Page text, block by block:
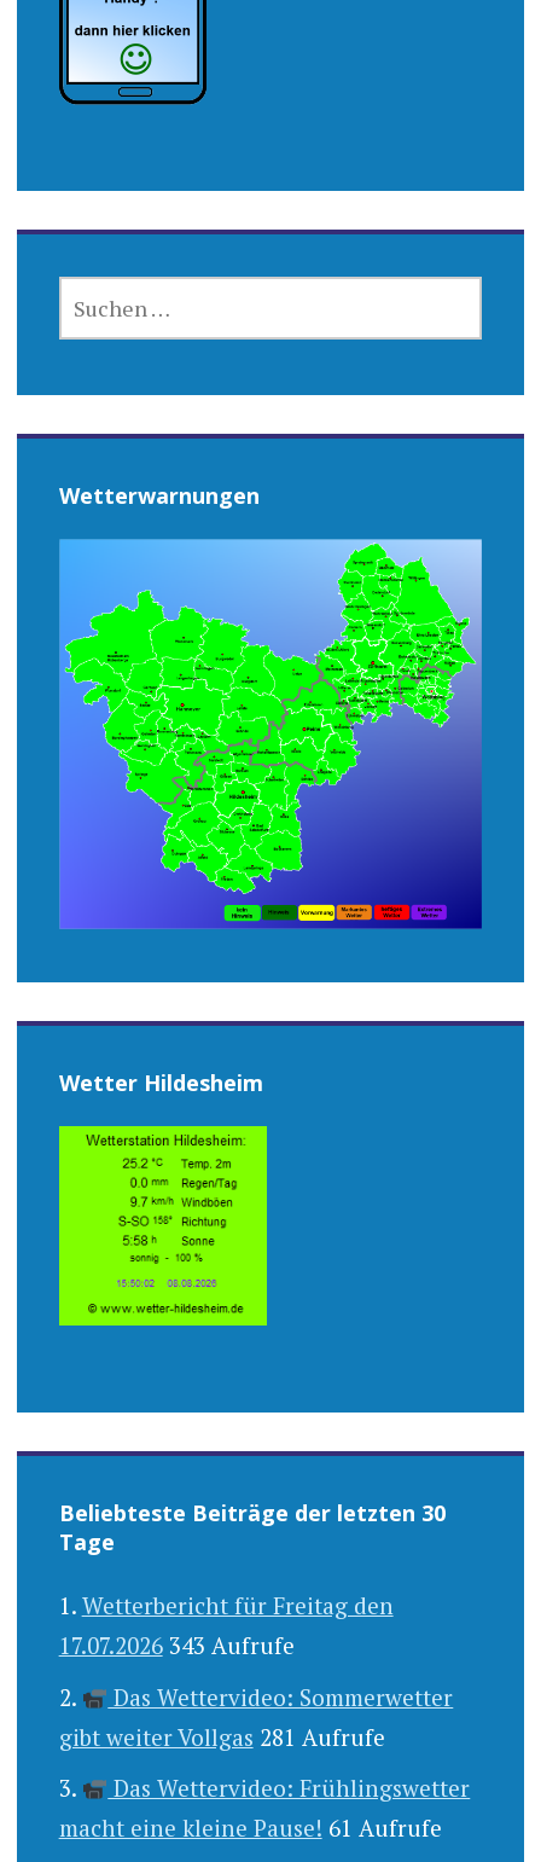
NACH:
Wetterwarnungen
Wetter Hildesheim
Beliebteste Beiträge der letzten 30
Tage
Wetterbericht für Freitag den
17.07.2026 343 Aufrufe
Das Wettervideo: Sommerwetter
gibt weiter Vollgas 281 Aufrufe
Das Wettervideo: Frühlingswetter
macht eine kleine Pause! 61 Aufrufe